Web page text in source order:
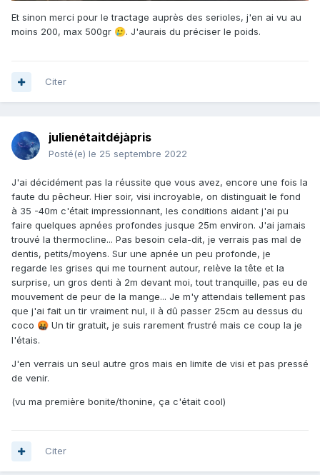
Et sinon merci pour le tractage auprès des serioles, j'en ai vu au
moins 200, max 500gr 🥲. J'aurais du préciser le poids.
Citer
julienétaitdéjàpris
Posté(e) le 25 septembre 2022
J'ai décidément pas la réussite que vous avez, encore une fois la
faute du pêcheur. Hier soir, visi incroyable, on distinguait le fond
à 35 -40m c'était impressionnant, les conditions aidant j'ai pu
faire quelques apnées profondes jusque 25m environ. J'ai jamais
trouvé la thermocline... Pas besoin cela-dit, je verrais pas mal de
dentis, petits/moyens. Sur une apnée un peu profonde, je
regarde les grises qui me tournent autour, relève la tête et la
surprise, un gros denti à 2m devant moi, tout tranquille, pas eu de
mouvement de peur de la mange... Je m'y attendais tellement pas
que j'ai fait un tir vraiment nul, il à dû passer 25cm au dessus du
coco 🤬 Un tir gratuit, je suis rarement frustré mais ce coup la je
l'étais.
J'en verrais un seul autre gros mais en limite de visi et pas pressé
de venir.
(vu ma première bonite/thonine, ça c'était cool)
Citer